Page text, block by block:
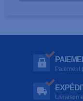
Paiement
Livraison